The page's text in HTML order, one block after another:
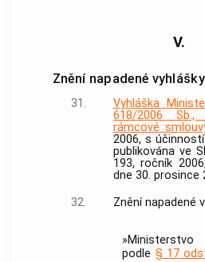
V.
Znění napadené
31.
Vyhláška
618/2006
rámcové
2006, s
publikována ve
193, ročník
dne 30. prosince
32.
Znění napadené
podle § 17